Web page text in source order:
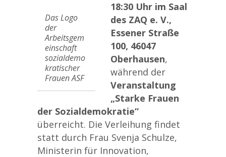
Das Logo
der
Arbeitsgem
einschaft
sozialdemo
kratischer
Frauen ASF
18:30 Uhr im Saal
des ZAQ e. V.,
Essener Straße
100, 46047
Oberhausen,
während der
Veranstaltung
„Starke Frauen
der Sozialdemokratie“
überreicht. Die Verleihung findet
statt durch Frau Svenja Schulze,
Ministerin für Innovation,